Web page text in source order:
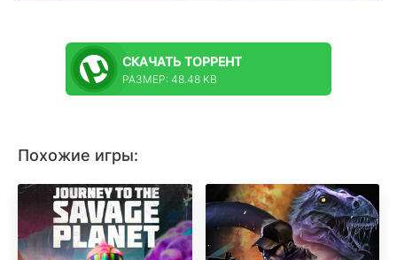
СКАЧАТЬ ТОРРЕНТ
РАЗМЕР: 48.48 KB
Похожие игры: